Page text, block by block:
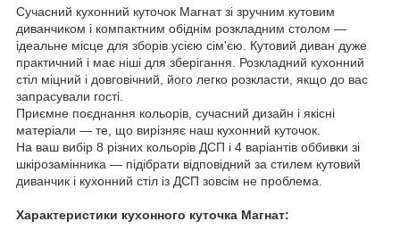
Сучасний кухонний куточок Магнат зі зручним кутовим
диванчиком і компактним обіднім розкладним столом —
ідеальне місце для зборів усією сім'єю. Кутовий диван дуже
практичний і має ніші для зберігання. Розкладний кухонний
стіл міцний і довговічний, його легко розкласти, якщо до вас
запрасували гості.
Приємне поєднання кольорів, сучасний дизайн і якісні
матеріали — те, що вирізняє наш кухонний куточок.
На ваш вибір 8 різних кольорів ДСП і 4 варіантів оббивки зі
шкірозамінника — підібрати відповідний за стилем кутовий
диванчик і кухонний стіл із ДСП зовсім не проблема.
Характеристики кухонного куточка Магнат: